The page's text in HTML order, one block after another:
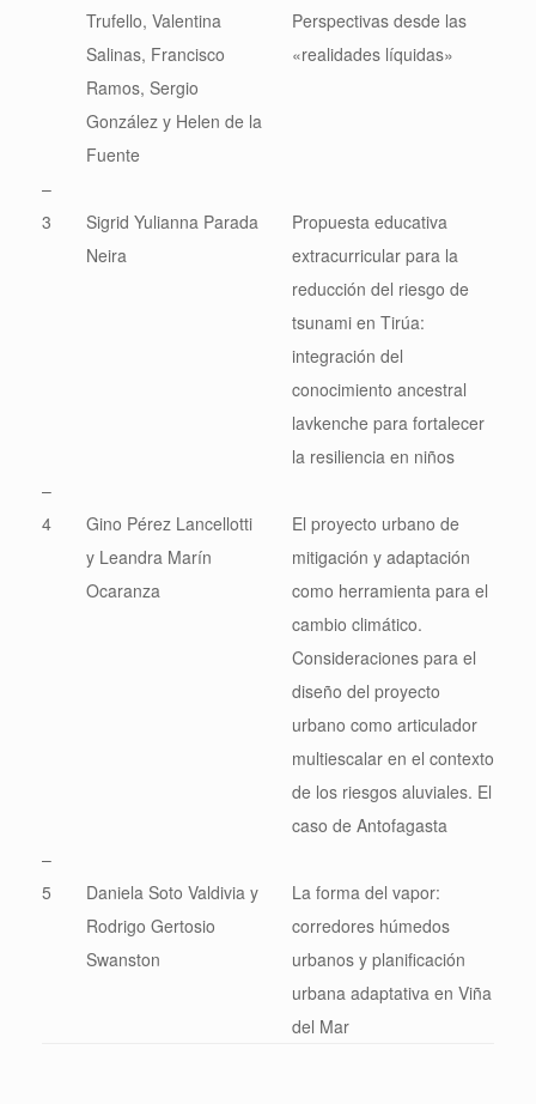
Trufello, Valentina
Salinas, Francisco
Ramos, Sergio
González y Helen de la
Fuente
Perspectivas desde las
«realidades líquidas»
–
3
Sigrid Yulianna Parada
Neira
Propuesta educativa
extracurricular para la
reducción del riesgo de
tsunami en Tirúa:
integración del
conocimiento ancestral
lavkenche para fortalecer
la resiliencia en niños
–
4
Gino Pérez Lancellotti
y Leandra Marín
Ocaranza
El proyecto urbano de
mitigación y adaptación
como herramienta para el
cambio climático.
Consideraciones para el
diseño del proyecto
urbano como articulador
multiescalar en el contexto
de los riesgos aluviales. El
caso de Antofagasta
–
5
Daniela Soto Valdivia y
Rodrigo Gertosio
Swanston
La forma del vapor:
corredores húmedos
urbanos y planificación
urbana adaptativa en Viña
del Mar